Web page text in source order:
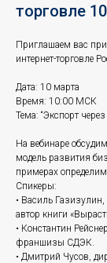
торговле
Приглашаем вас
интернет-торговле
Дата: 10 марта
Время: 10:00 МСК
Тема: “Экспорт
На вебинаре
модель развития
примерах
Спикеры:
• Василь Газизулин,
автор книги
• Константин
франшизы СДЭК.
• Дмитрий Чусов,